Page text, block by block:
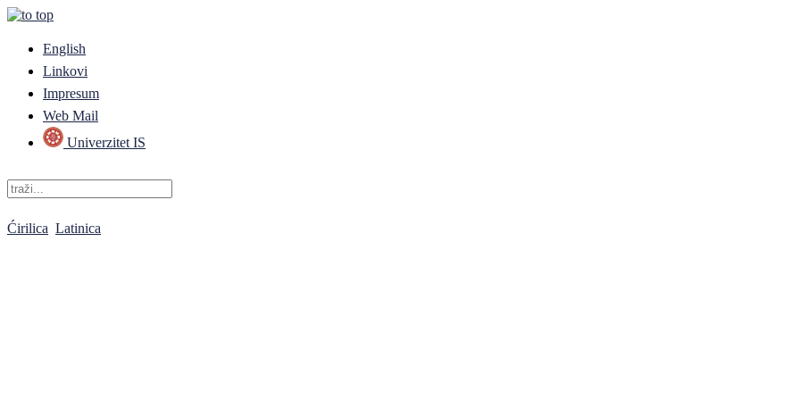
English
Linkovi
Impresum
Web Mail
Univerzitet IS
Ćirilica Latinica